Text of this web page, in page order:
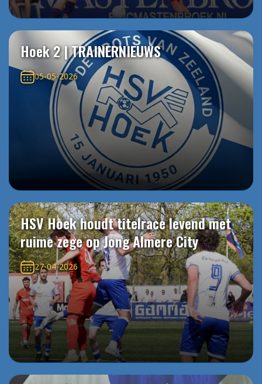
Hoek 2 | TRAINERNIEUWS
05-05-2026
HSV Hoek houdt titelrace levend met
ruime zege op Jong Almere City
27-04-2026